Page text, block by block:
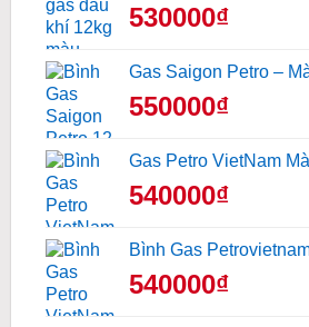
530000₫
Gas Saigon Petro –
550000₫
Gas Petro VietNam
540000₫
Bình Gas
540000₫